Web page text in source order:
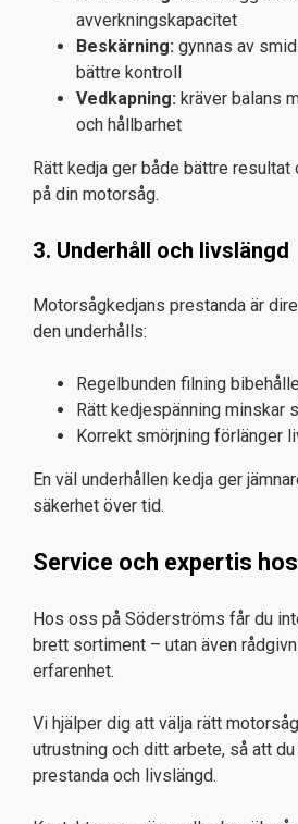
avverkningskapacitet
Beskärning: gynnas av
bättre kontroll
Vedkapning: kräver balans
och hållbarhet
Rätt kedja ger både bättre
på din motorsåg.
3. Underhåll och livslängd
Motorsågkedjans prestanda är
den underhålls:
Regelbunden filning
Rätt kedjespänning minskar
Korrekt smörjning förlänger
En väl underhållen kedja ger
säkerhet över tid.
Service och expertis
Hos oss på Söderströms får du
brett sortiment – utan även
erfarenhet.
Vi hjälper dig att välja rätt
utrustning och ditt arbete, så att du
prestanda och livslängd.